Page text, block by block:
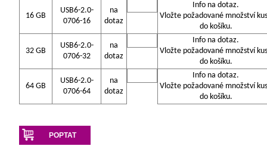
16 GB
USB6-2.0-
0706-16
na
dotaz
Info na dotaz.
Vložte požadované množství
do košíku.
32 GB
USB6-2.0-
0706-32
na
dotaz
Info na dotaz.
Vložte požadované množství
do košíku.
64 GB
USB6-2.0-
0706-64
na
dotaz
Info na dotaz.
Vložte požadované množství
do košíku.
POPTAT